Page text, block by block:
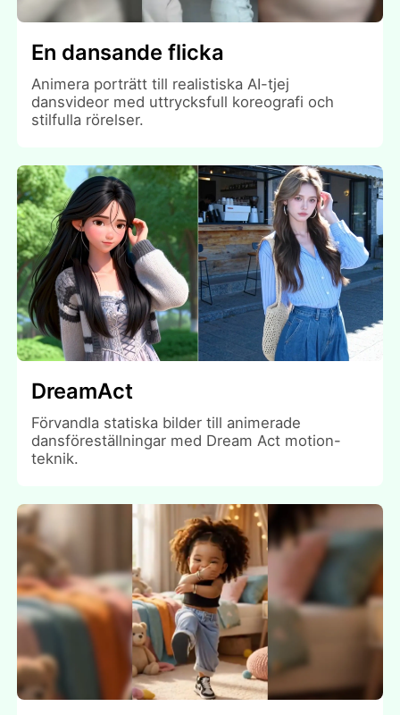
En dansande flicka
Animera porträtt till realistiska AI-tjej
dansvideor med uttrycksfull koreografi och
stilfulla rörelser.
DreamAct
Förvandla statiska bilder till animerade
dansföreställningar med Dream Act motion-
teknik.